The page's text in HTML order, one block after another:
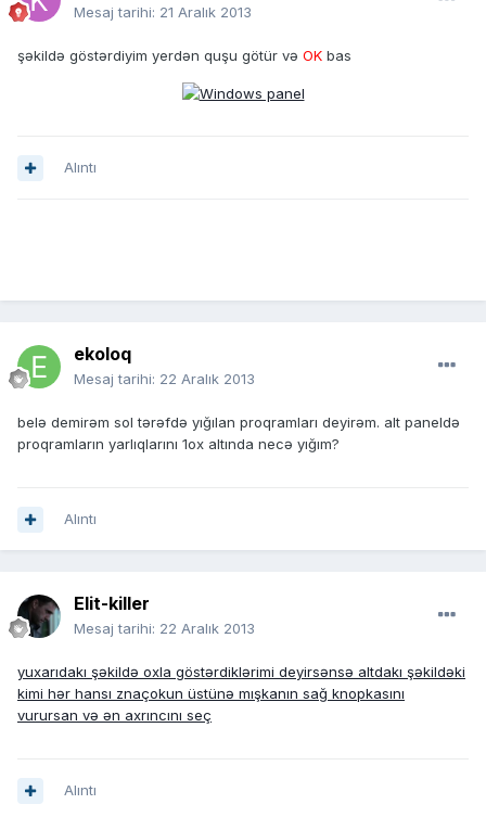
Mesaj tarihi: 21 Aralık 2013
şəkildə göstərdiyim yerdən quşu götür və OK bas
Alıntı
ekoloq
Mesaj tarihi: 22 Aralık 2013
belə demirəm sol tərəfdə yığılan proqramları deyirəm. alt paneldə
proqramların yarlıqlarını 1ox altında necə yığım?
Alıntı
Elit-killer
Mesaj tarihi: 22 Aralık 2013
yuxarıdakı şəkildə oxla göstərdiklərimi deyirsənsə altdakı şəkildəki
kimi hər hansı znaçokun üstünə mışkanın sağ knopkasını
vurursan və ən axrıncını seç
Alıntı